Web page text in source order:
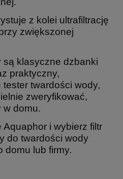
z kolei ultrafiltrację
zwiększonej
są klasyczne dzbanki
praktyczny,
twardości wody,
zweryfikować,
w domu.
Aquaphor i wybierz filtr
do twardości wody
domu lub firmy.